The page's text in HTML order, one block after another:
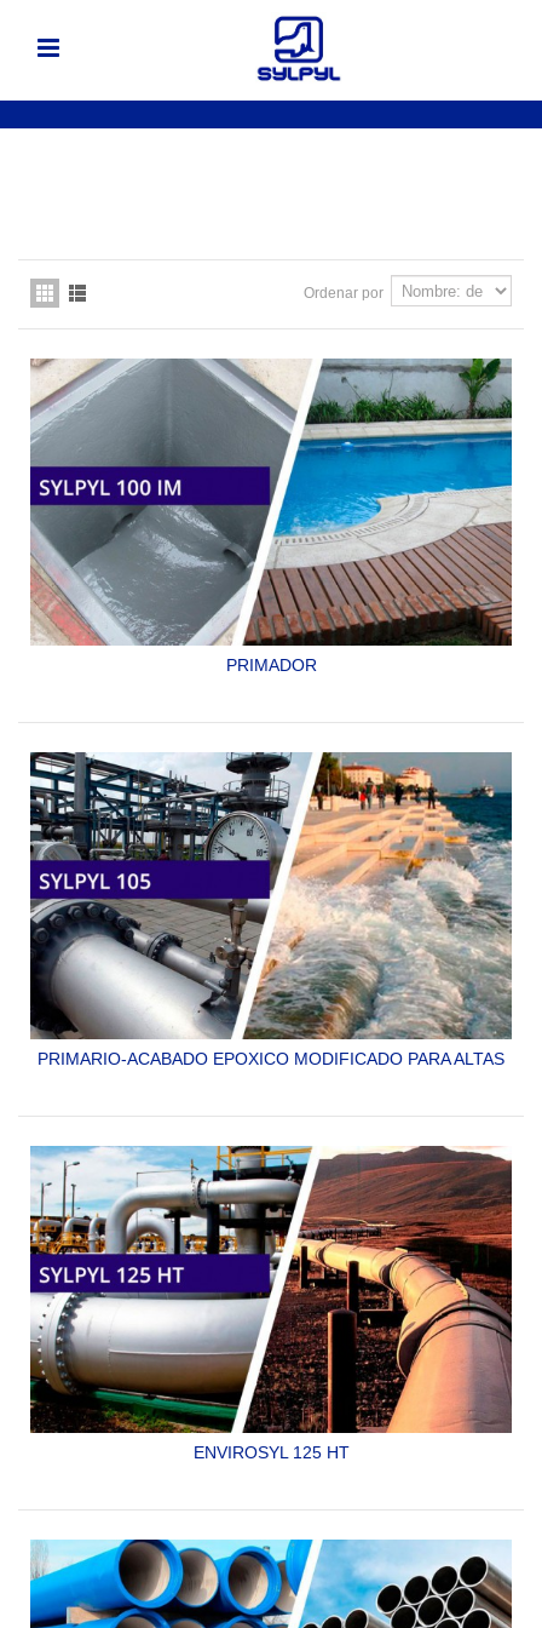
Ordenar por
PRIMADOR
SYLPYL 100 IM
PRIMARIO-ACABADO EPOXICO MODIFICADO PARA ALTAS
SYLPYL 105
ENVIROSYL 125 HT
SYLPYL 125 HT